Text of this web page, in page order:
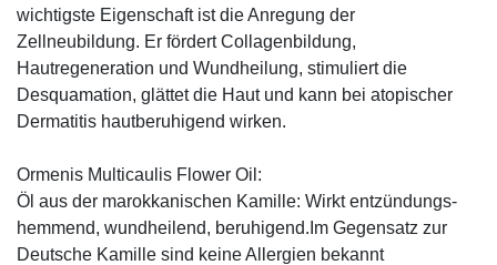
wichtigste Eigenschaft ist die Anregung der
Zellneubildung. Er fördert Collagenbildung,
Hautregeneration und Wundheilung, stimuliert die
Desquamation, glättet die Haut und kann bei atopischer
Dermatitis hautberuhigend wirken.
Ormenis Multicaulis Flower Oil:
Öl aus der marokkanischen Kamille: Wirkt entzündungs-
hemmend, wundheilend, beruhigend.Im Gegensatz zur
Deutsche Kamille sind keine Allergien bekannt